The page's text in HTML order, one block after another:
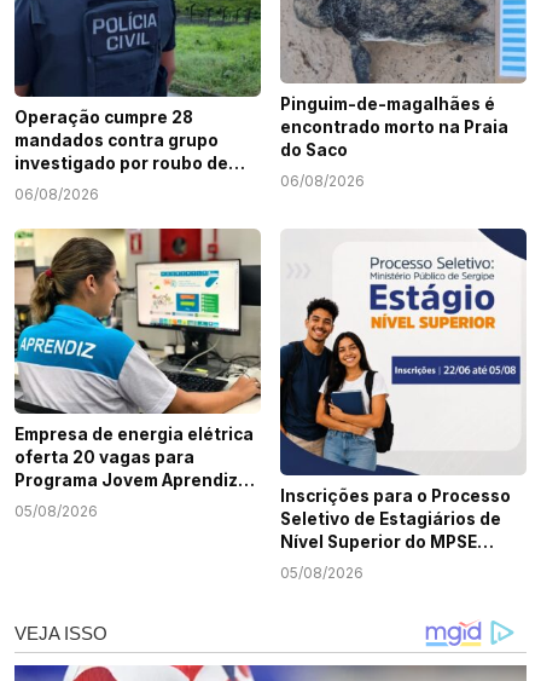
Operação cumpre 28
mandados contra grupo
investigado por roubo de
cargas e tráfico de drogas
06/08/2026
Pinguim-de-magalhães é
encontrado morto na Praia
do Saco
06/08/2026
Empresa de energia elétrica
oferta 20 vagas para
Programa Jovem Aprendiz
em Sergipe
05/08/2026
Inscrições para o Processo
Seletivo de Estagiários de
Nível Superior do MPSE
terminam nesta quarta-
05/08/2026